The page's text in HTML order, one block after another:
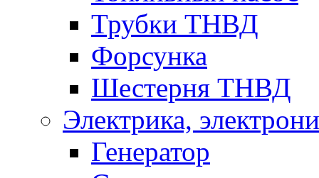
Трубки ТНВД
Форсунка
Шестерня ТНВД
Электрика,
Генератор